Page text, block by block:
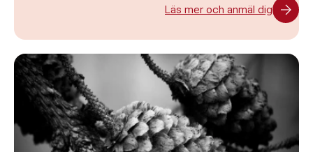
Läs mer och anmäl dig